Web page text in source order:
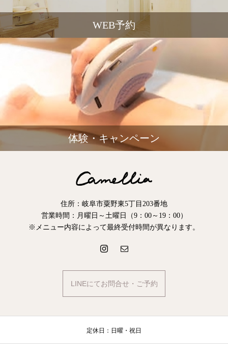
WEB予約
体験・キャンペーン
住所：岐阜市粟野東5丁目203番地
営業時間：月曜日～土曜日（9：00～19：00）
※メニュー内容によって最終受付時間が異なります。
LINEにてお問合せ・ご予約
定休日：日曜・祝日